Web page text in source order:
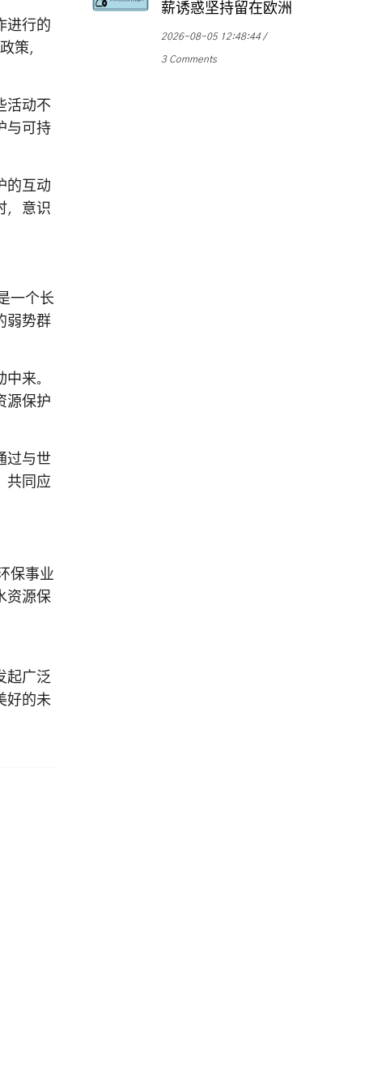
进行的
策，
活动不
与可持
的互动
，意识
一个长
弱势群
来。
源保护
过与世
共同应
保事业
资源保
起广泛
好的未
薪诱惑坚持留在欧洲
2026-08-05 12:48:44
3 Comments